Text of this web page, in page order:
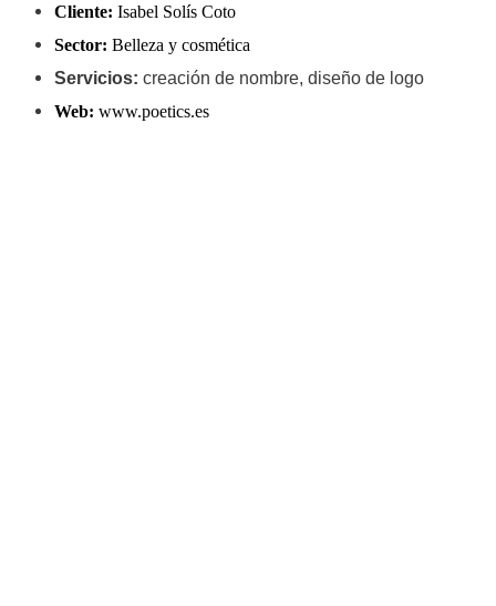
Cliente: Isabel Solís Coto
Sector: Belleza y cosmética
Servicios: creación de nombre, diseño de logo
Web: www.poetics.es